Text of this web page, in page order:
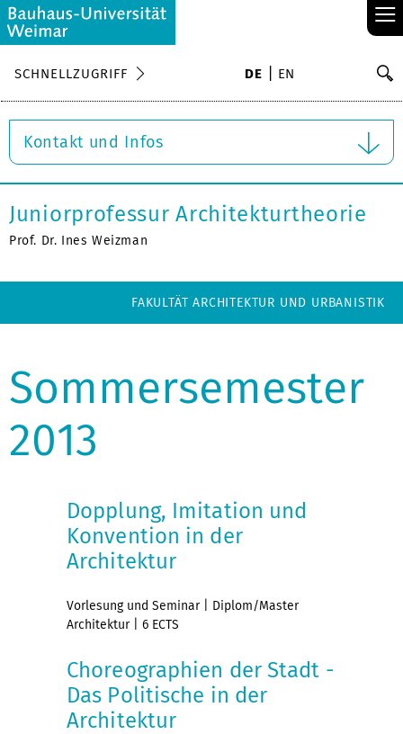
≡
SCHNELLZUGRIFF DE EN
Kontakt und Infos
Juniorprofessur Architekturtheorie
Prof. Dr. Ines Weizman
FAKULTÄT ARCHITEKTUR UND URBANISTIK
Sommersemester
2013
Dopplung, Imitation und
Konvention in der
Architektur
Vorlesung und Seminar | Diplom/Master
Architektur | 6 ECTS
Choreographien der Stadt -
Das Politische in der
Architektur